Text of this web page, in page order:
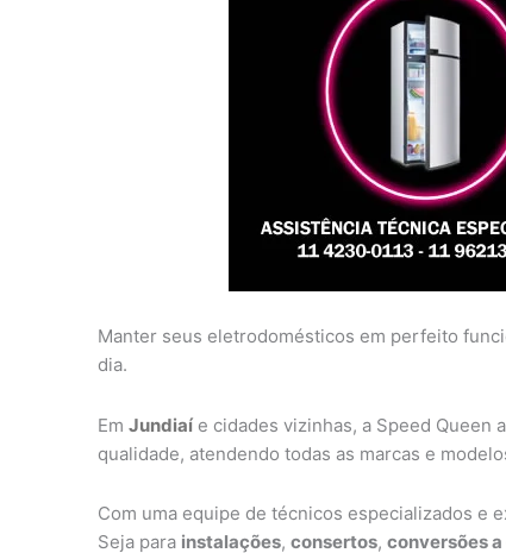
Manter seus eletrodomésticos em perfeito
dia.
Em Jundiaí e cidades vizinhas, a Speed
qualidade, atendendo todas as marcas e
Com uma equipe de técnicos especializados e
Seja para instalações, consertos, conversões a